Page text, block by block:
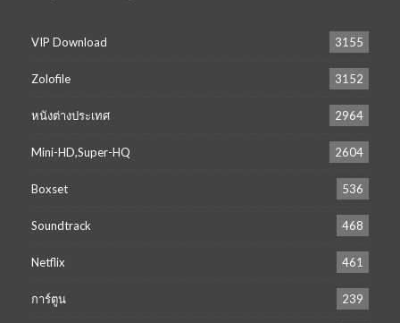
VIP Download 3155
Zolofile 3152
หนังต่างประเทศ 2964
Mini-HD,Super-HQ 2604
Boxset 536
Soundtrack 468
Netflix 461
การ์ตูน 239